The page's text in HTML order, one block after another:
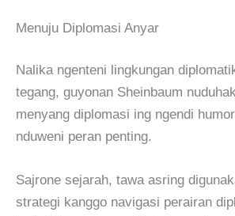
Menuju Diplomasi Anyar
Nalika ngenteni lingkungan
tegang, guyonan Sheinbaum
menyang diplomasi ing ngendi
nduweni peran penting.
Sajrone sejarah, tawa asring
strategi kanggo navigasi perairan